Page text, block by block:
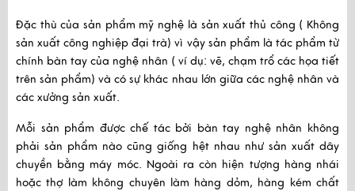
Đặc thù của sản phẩm mỹ nghệ là sản xuất thủ công ( Không
sản xuất công nghiệp đại trà) vì vậy sản phẩm là tác phẩm từ
chính bàn tay của nghệ nhân ( ví dụ: vẽ, chạm trổ các họa tiết
trên sản phẩm) và có sự khác nhau lớn giữa các nghệ nhân và
các xưởng sản xuất.
Mỗi sản phẩm được chế tác bởi bàn tay nghệ nhân không
phải sản phẩm nào cũng giống hệt nhau như sản xuất dây
chuyền bằng máy móc. Ngoài ra còn hiện tượng hàng nhái
hoặc thợ làm không chuyên làm hàng dỏm, hàng kém chất